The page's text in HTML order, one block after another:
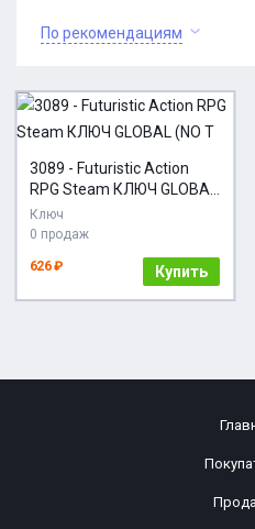
По рекомендациям
3089 - Futuristic Action
RPG Steam КЛЮЧ GLOBAL
(NO T
Ключ
0 продаж
626 ₽ Купить